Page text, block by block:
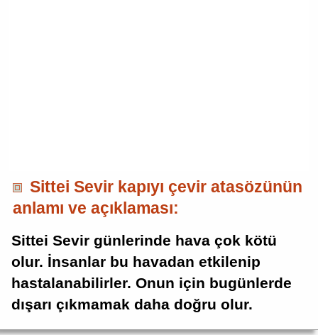
Sittei Sevir kapıyı çevir atasözünün
anlamı ve açıklaması:
Sittei Sevir günlerinde hava çok kötü
olur. İnsanlar bu havadan etkilenip
hastalanabilirler. Onun için bugünlerde
dışarı çıkmamak daha doğru olur.